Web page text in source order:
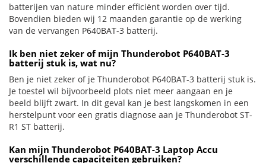
batterijen van nature minder efficiënt worden over tijd.
Bovendien bieden wij 12 maanden garantie op de werking
van de vervangen P640BAT-3 batterij.
Ik ben niet zeker of mijn Thunderobot P640BAT-3
batterij stuk is, wat nu?
Ben je niet zeker of je Thunderobot P640BAT-3 batterij stuk is.
Je toestel wil bijvoorbeeld plots niet meer aangaan en je
beeld blijft zwart. In dit geval kan je best langskomen in een
herstelpunt voor een gratis diagnose aan je Thunderobot ST-
R1 ST batterij.
Kan mijn Thunderobot P640BAT-3 Laptop Accu
verschillende capaciteiten gebruiken?